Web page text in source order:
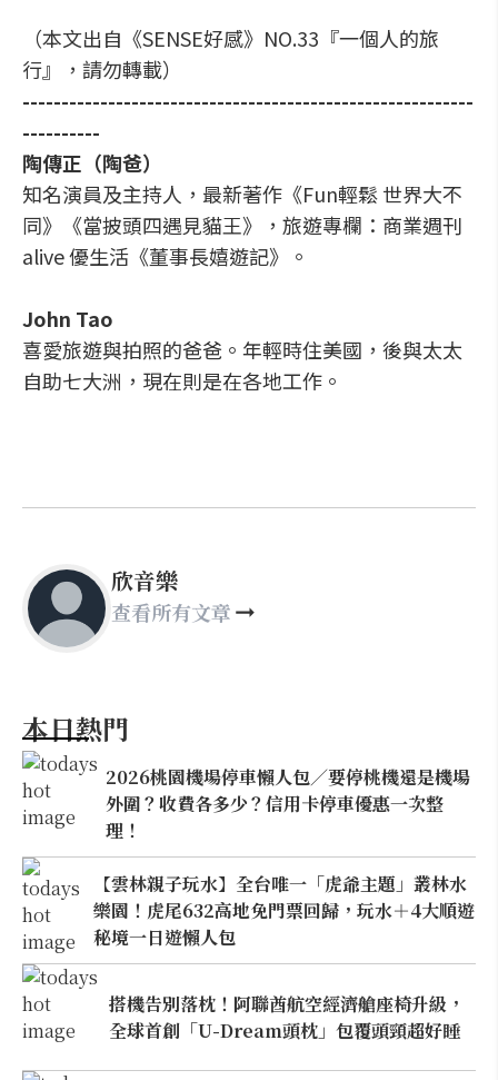
（本文出自 《SENSE好感》NO.33『一個人的旅
行』，請勿轉載）
----------------------------------------------------------
----------
陶傳正（陶爸）
知名演員及主持人，最新著作《Fun輕鬆 世界大不
同》《當披頭四遇見貓王》，旅遊專欄：商業週刊
alive 優生活《董事長嬉遊記》。
John Tao
喜愛旅遊與拍照的爸爸。年輕時住美國，後與太太
自助七大洲，現在則是在各地工作。
欣音樂
查看所有文章
本日熱門
2026桃園機場停車懶人包／要停桃機還是機場
外圍？收費各多少？信用卡停車優惠一次整
理！
【雲林親子玩水】全台唯一「虎爺主題」叢林水
樂園！虎尾632高地免門票回歸，玩水＋4大順遊
秘境一日遊懶人包
搭機告別落枕！阿聯酋航空經濟艙座椅升級，
全球首創「U-Dream頭枕」包覆頭頸超好睡